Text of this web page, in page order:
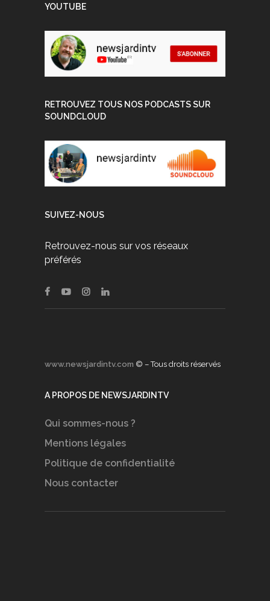
YOUTUBE
RETROUVEZ TOUS NOS PODCASTS SUR
SOUNDCLOUD
SUIVEZ-NOUS
Retrouvez-nous sur vos réseaux
préférés
www.newsjardintv.com © – Tous droits réservés
A PROPOS DE NEWSJARDINTV
Qui sommes-nous ?
Mentions légales
Politique de confidentialité
Nous contacter